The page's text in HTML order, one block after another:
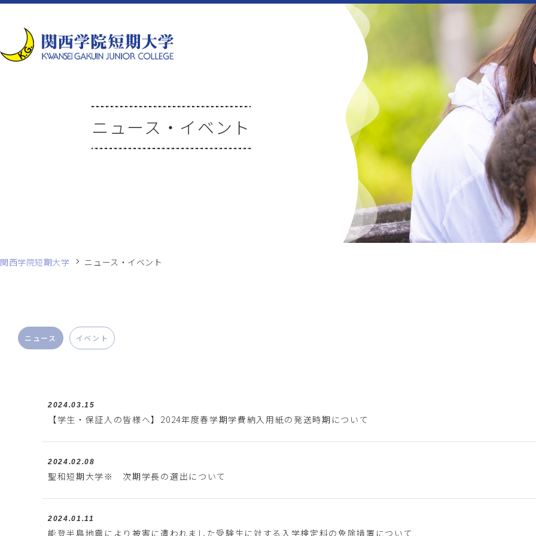
ニュース・イベント
関西学院短期大学 ニュース・イベント
ニュース イベント
2024.03.15
【学生・保証人の皆様へ】2024年度春学期学費納入用紙の発送時期について
2024.02.08
聖和短期大学※ 次期学長の選出について
2024.01.11
能登半島地震により被害に遭われました受験生に対する入学検定料の免除措置について